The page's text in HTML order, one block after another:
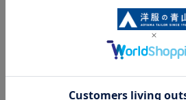
■ブラウザやお使いのモニター環境、
加減により、実際の商品と掲載画像の
■店舗や各モールサイトと商品在庫を
上、ご注文いただいたタイミングによ